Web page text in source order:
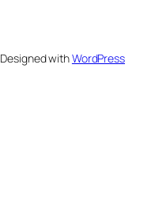
Designed withWordPress